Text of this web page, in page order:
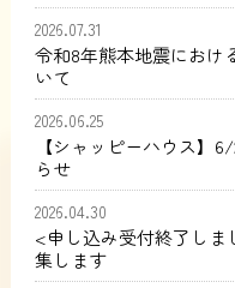
2026.07.31
令和8年熊本地震におけ
いて
2026.06.25
【シャッピーハウス】
らせ
2026.04.30
<申し込み受付終了し
集します